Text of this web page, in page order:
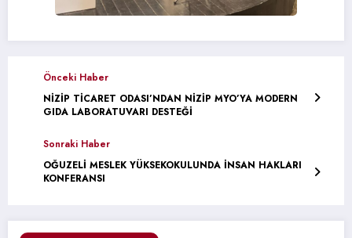
Önceki Haber
NİZİP TİCARET ODASI’NDAN NİZİP MYO’YA MODERN
GIDA LABORATUVARI DESTEĞİ
Sonraki Haber
OĞUZELİ MESLEK YÜKSEKOKULUNDA İNSAN HAKLARI
KONFERANSI